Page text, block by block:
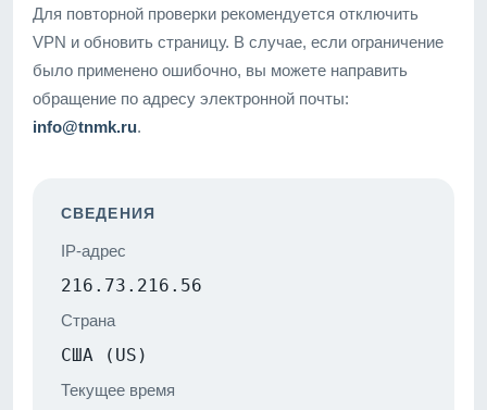
Для повторной проверки рекомендуется отключить
VPN и обновить страницу. В случае, если ограничение
было применено ошибочно, вы можете направить
обращение по адресу электронной почты:
info@tnmk.ru.
СВЕДЕНИЯ
IP-адрес
216.73.216.56
Страна
США (US)
Текущее время